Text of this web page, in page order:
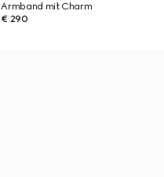
Armband mit Charm
€ 290